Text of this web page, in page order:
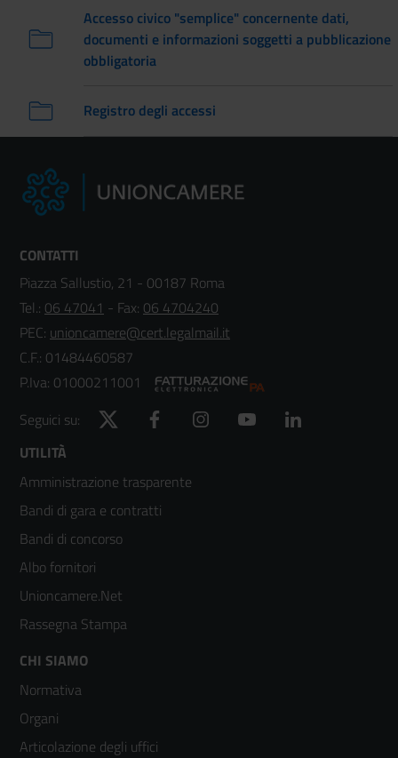
Accesso civico "semplice" concernente dati,
documenti e informazioni soggetti a pubblicazione
obbligatoria
Registro degli accessi
CONTATTI
Piazza Sallustio, 21 - 00187 Roma
Tel.: 06 47041 - Fax: 06 4704240
PEC: unioncamere@cert.legalmail.it
C.F.: 01484460587
P.Iva: 01000211001
Seguici su:
Twitter Facebook Instagram YouTube
Footer
menù
colonna
2
UTILITÀ
Amministrazione trasparente
Bandi di gara e contratti
Bandi di concorso
Albo fornitori
Unioncamere.Net
Rassegna Stampa
Footer
menù
colonna
CHI SIAMO
Normativa
Organi
Articolazione degli uffici